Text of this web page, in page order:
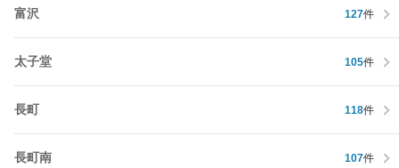
富沢 127件
太子堂 105件
長町 118件
長町南 107件